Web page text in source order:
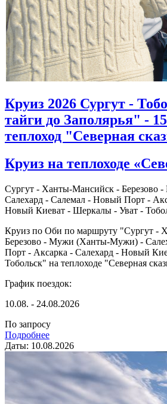
Круиз 2026 Сургут -
тайги до Заполярья" -
теплоход "Северная
Круиз на теплоходе
Сургут - Ханты-Мансийск -
Салехард - Салемал - Новый Порт -
Новый Киеват - Шеркалы - Уват -
Круиз по Оби по маршруту "Сургут -
Березово - Мужи (Ханты-Мужи) -
Порт - Аксарка - Салехард - Новый
Тобольск" на теплоходе "Северная
График поездок:
10.08. - 24.08.2026
По запросу
Подробнее
Даты: 10.08.2026